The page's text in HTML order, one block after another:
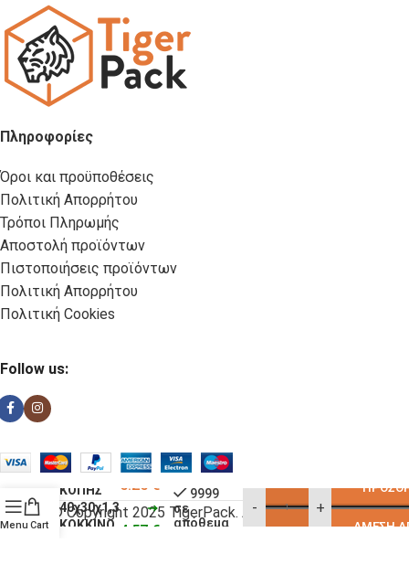
Πληροφορίες
Όροι και προϋποθέσεις
Πολιτική Απορρήτου
Τρόποι Πληρωμής
Αποστολή προϊόντων
Πιστοποιήσεις προϊόντων
Πολιτική Απορρήτου
Πολιτική Cookies
Follow us:
© Copyright 2025 TigerPack. All rights reserved
Menu Cart
ΠΛΑΚΑ
ΚΟΠΗΣ
40χ30χ1,3
ΚΟΚΚΙΝΟ
5.25 €
4.57 €
9999
σε
απόθεμα
- +
ΆΜΕΣΗ